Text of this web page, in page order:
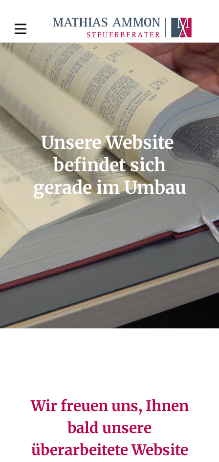
Unsere Website
befindet sich
gerade im Umbau
Wir freuen uns, Ihnen
bald unsere
überarbeitete Website